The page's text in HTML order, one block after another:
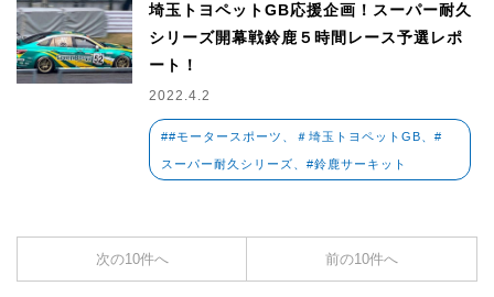
埼玉トヨペットGB応援企画！スーパー耐久
シリーズ開幕戦鈴鹿５時間レース予選レポ
ート！
2022.4.2
##モータースポーツ、＃埼玉トヨペットGB、#
スーパー耐久シリーズ、#鈴鹿サーキット
次の10件へ 前の10件へ